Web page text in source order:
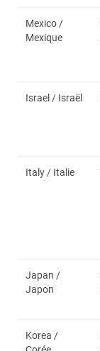
Mexico /
Mexique
Israel / Israël
Italy / Italie
Japan /
Japon
Korea /